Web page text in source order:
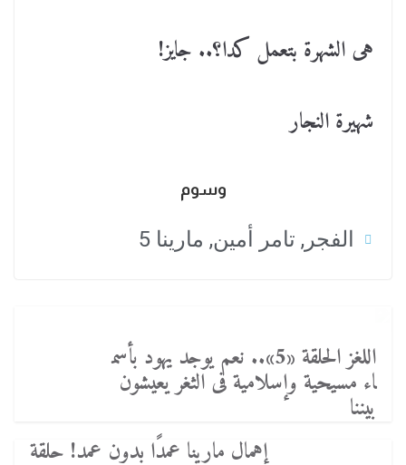
هى الشهرة بتعمل كدا؟.. جايز!
شهيرة النجار
وسوم
الفجر , تامر أمين, مارينا 5
اللغز الحلقة «5».. نعم يوجد يهود بأسم
اء مسيحية وإسلامية فى الثغر يعيشون
بيننا
إهمال مارينا عمدًا بدون عمد! حلقة